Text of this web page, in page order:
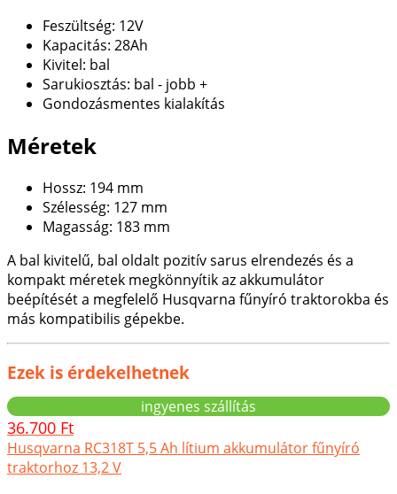
Feszültség: 12V
Kapacitás: 28Ah
Kivitel: bal
Sarukiosztás: bal - jobb +
Gondozásmentes kialakítás
Méretek
Hossz: 194 mm
Szélesség: 127 mm
Magasság: 183 mm
A bal kivitelű, bal oldalt pozitív sarus elrendezés és a
kompakt méretek megkönnyítik az akkumulátor
beépítését a megfelelő Husqvarna fűnyíró traktorokba és
más kompatibilis gépekbe.
Ezek is érdekelhetnek
ingyenes szállítás
36.700 Ft
Husqvarna RC318T 5,5 Ah lítium akkumulátor fűnyíró
traktorhoz 13,2 V